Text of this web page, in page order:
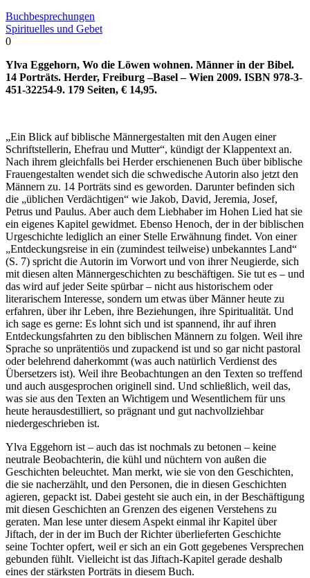
Buchbesprechungen
Spirituelles und Gebet
0
Ylva Eggehorn, Wo die Löwen wohnen. Männer in der Bibel.
14 Porträts. Herder, Freiburg –Basel – Wien 2009. ISBN 978-3-
451-32254-9. 179 Seiten, € 14,95.
„Ein Blick auf biblische Männergestalten mit den Augen einer
Schriftstellerin, Ehefrau und Mutter“, kündigt der Klappentext an.
Nach ihrem gleichfalls bei Herder erschienenen Buch über biblische
Frauengestalten wendet sich die schwedische Autorin also jetzt den
Männern zu. 14 Porträts sind es geworden. Darunter befinden sich
die „üblichen Verdächtigen“ wie Jakob, David, Jeremia, Josef,
Petrus und Paulus. Aber auch dem Liebhaber im Hohen Lied hat sie
ein eigenes Kapitel gewidmet. Ebenso Henoch, der in der biblischen
Urgeschichte lediglich an einer Stelle Erwähnung findet. Von einer
„Entdeckungsreise in ein (zumindest teilweise) unbekanntes Land“
(S. 7) spricht die Autorin im Vorwort und von ihrer Neugierde, sich
mit diesen alten Männergeschichten zu beschäftigen. Sie tut es – und
das wird auf jeder Seite spürbar – nicht aus historischem oder
literarischem Interesse, sondern um etwas über Männer heute zu
erfahren, über ihr Leben, ihre Beziehungen, ihre Spiritualität. Und
ich sage es gerne: Es lohnt sich und ist spannend, ihr auf ihren
Entdeckungsfahrten zu den biblischen Männern zu folgen. Weil ihre
Sprache so unprätentiös und zupackend ist und so gar nicht pastoral
oder belehrend daherkommt (was auch natürlich Verdienst des
Übersetzers ist). Weil ihre Beobachtungen an den Texten so treffend
und auch ausgesprochen originell sind. Und schließlich, weil das,
was sie aus den Texten an Wichtigem und Wesentlichem für uns
heute herausdestilliert, so prägnant und gut nachvollziehbar
niedergeschrieben ist.
Ylva Eggehorn ist – auch das ist nochmals zu betonen – keine
neutrale Beobachterin, die kühl und nüchtern von außen die
Geschichten beleuchtet. Man merkt, wie sie von den Geschichten,
die sie nacherzählt, und den Personen, die in diesen Geschichten
agieren, gepackt ist. Dabei gesteht sie auch ein, in der Beschäftigung
mit diesen Geschichten an Grenzen des eigenen Verstehens zu
geraten. Man lese unter diesem Aspekt einmal ihr Kapitel über
Jiftach, der in der im Buch der Richter überlieferten Geschichte
seine Tochter opfert, weil er sich an ein Gott gegebenes Versprechen
gebunden fühlt. Vielleicht ist das Jiftach-Kapitel gerade deshalb
eines der stärksten Porträts in diesem Buch.